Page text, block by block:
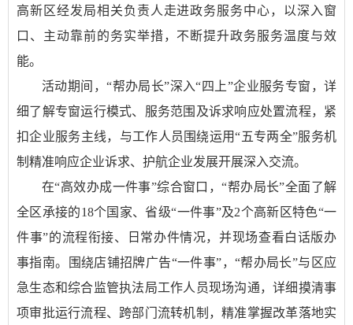
高新区经发局相关负责人走进政务服务中心，以深入窗
口、主动靠前的务实举措，不断提升政务服务温度与效
能。
活动期间，“帮办局长”深入“四上”企业服务专窗，详
细了解专窗运行模式、服务范围及诉求响应处置流程，紧
扣企业服务主线，与工作人员围绕运用“五专两全”服务机
制精准响应企业诉求、护航企业发展开展深入交流。
在“高效办成一件事”综合窗口，“帮办局长”全面了解
全区承接的18个国家、省级“一件事”及2个高新区特色“一
件事”的流程衔接、日常办件情况，并现场查看白话版办
事指南。围绕店铺招牌广告“一件事”，“帮办局长”与区应
急生态和综合监管执法局工作人员现场沟通，详细摸清事
项审批运行流程、跨部门流转机制，精准掌握改革落地实